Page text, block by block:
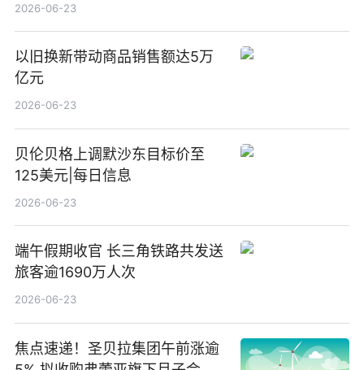
2026-06-23
以旧换新带动商品销售额达5万
亿元
2026-06-23
贝伦贝格上调默沙东目标价至
125美元|每日信息
2026-06-23
端午假期收官 长三角铁路共发送
旅客逾1690万人次
2026-06-23
焦点速递！圣贝拉集团午前涨逾